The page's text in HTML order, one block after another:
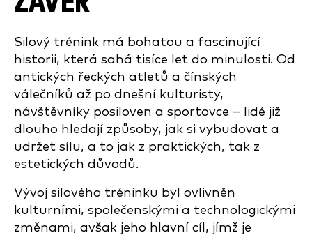
Silový trénink má bohatou a fascinující
historii, která sahá tisíce let do minulosti. Od
antických řeckých atletů a čínských
válečníků až po dnešní kulturisty,
návštěvníky posiloven a sportovce – lidé již
dlouho hledají způsoby, jak si vybudovat a
udržet sílu, a to jak z praktických, tak z
estetických důvodů.
Vývoj silového tréninku byl ovlivněn
kulturními, společenskými a technologickými
změnami, avšak jeho hlavní cíl, jímž je